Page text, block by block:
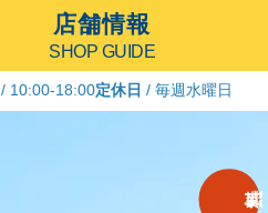
店舗情報
SHOP GUIDE
/ 10:00-18:00定休日 / 毎週水曜日